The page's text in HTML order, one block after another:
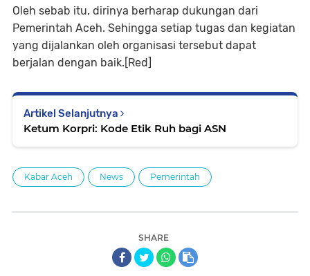
Oleh sebab itu, dirinya berharap dukungan dari
Pemerintah Aceh. Sehingga setiap tugas dan kegiatan
yang dijalankan oleh organisasi tersebut dapat
berjalan dengan baik.[Red]
Artikel Selanjutnya
Ketum Korpri: Kode Etik Ruh bagi ASN
Kabar Aceh News Pemerintah
SHARE